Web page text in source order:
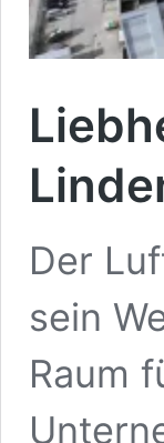
Der
sein
Raum